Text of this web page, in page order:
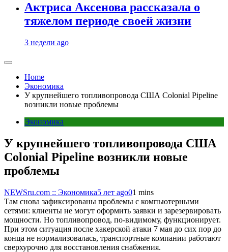
Актриса Аксенова рассказала о
тяжелом периоде своей жизни
3 недели ago
Home
Экономика
У крупнейшего топливопровода США Colonial Pipeline
возникли новые проблемы
Экономика
У крупнейшего топливопровода США
Colonial Pipeline возникли новые
проблемы
NEWSru.com :: Экономика5 лет ago01 mins
Там снова зафиксированы проблемы с компьютерными
сетями: клиенты не могут оформить заявки и зарезервировать
мощности. Но топливопровод, по-видимому, функционирует.
При этом ситуация после хакерской атаки 7 мая до сих пор до
конца не нормализовалась, транспортные компании работают
сверхурочно для восстановления снабжения.